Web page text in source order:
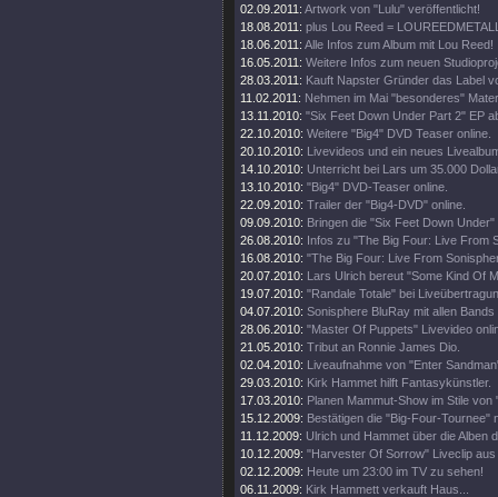
02.09.2011: Artwork von "Lulu" veröffentlicht!
18.08.2011: plus Lou Reed =
18.06.2011: Alle Infos zum Album mit Lou Reed!
16.05.2011: Weitere Infos zum neuen
28.03.2011: Kauft Napster Gründer das Label
11.02.2011: Nehmen im Mai "besonderes"
13.11.2010: "Six Feet Down Under Part 2" EP
22.10.2010: Weitere "Big4" DVD Teaser online.
20.10.2010: Livevideos und ein neues
14.10.2010: Unterricht bei Lars um 35.000
13.10.2010: "Big4" DVD-Teaser online.
22.09.2010: Trailer der "Big4-DVD" online.
09.09.2010: Bringen die "Six Feet Down Under"
26.08.2010: Infos zu "The Big Four: Live From
16.08.2010: "The Big Four: Live From
20.07.2010: Lars Ulrich bereut "Some Kind Of
19.07.2010: "Randale Totale" bei
04.07.2010: Sonisphere BluRay mit allen Bands
28.06.2010: "Master Of Puppets" Livevideo
21.05.2010: Tribut an Ronnie James Dio.
02.04.2010: Liveaufnahme von "Enter
29.03.2010: Kirk Hammet hilft Fantasykünstler.
17.03.2010: Planen Mammut-Show im Stile von
15.12.2009: Bestätigen die "Big-Four-Tournee"
11.12.2009: Ulrich und Hammet über die Alben
10.12.2009: "Harvester Of Sorrow" Liveclip
02.12.2009: Heute um 23:00 im TV zu sehen!
06.11.2009: Kirk Hammett verkauft Haus...